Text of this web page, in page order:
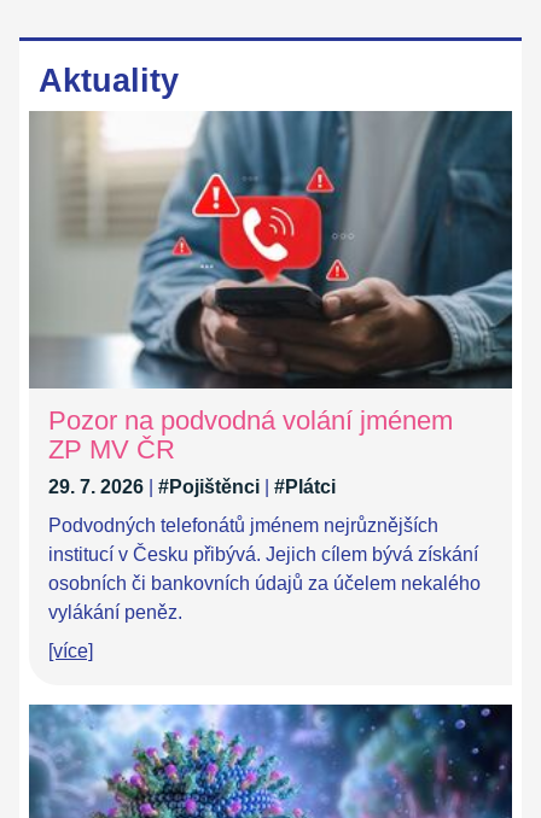
Aktuality
Pozor na podvodná volání jménem
ZP MV ČR
29. 7. 2026 #Pojištěnci
#Plátci
Podvodných telefonátů jménem nejrůznějších
institucí v Česku přibývá. Jejich cílem bývá získání
osobních či bankovních údajů za účelem nekalého
vylákání peněz.
[více]